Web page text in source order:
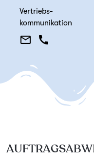
Vertriebs-
kommunikation